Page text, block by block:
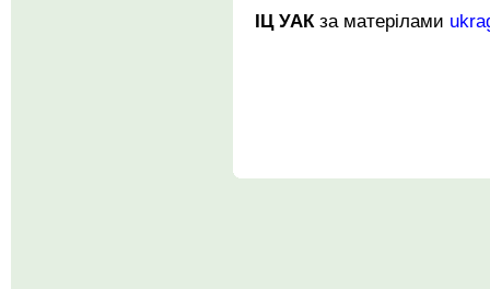
ІЦ УАКза матерілами